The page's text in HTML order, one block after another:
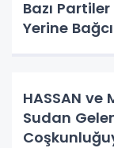
Bazı
Yerine
HASSAN ve
Sudan